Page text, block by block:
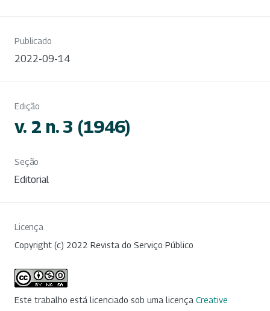
Publicado
2022-09-14
Edição
v. 2 n. 3 (1946)
Seção
Editorial
Licença
Copyright (c) 2022 Revista do Serviço Público
Este trabalho está licenciado sob uma licença Creative